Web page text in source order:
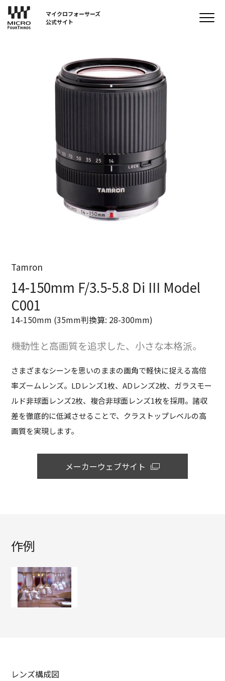
マイクロフォーサーズ
公式サイト
Tamron
14-150mm F/3.5-5.8 Di III Model
C001
14-150mm (35mm判換算: 28-300mm)
機動性と高画質を追求した、小さな本格派。
さまざまなシーンを思いのままの画角で軽快に捉える高倍
率ズームレンズ。LDレンズ1枚、ADレンズ2枚、ガラスモー
ルド非球面レンズ2枚、複合非球面レンズ1枚を採用。諸収
差を徹底的に低減させることで、クラストップレベルの高
画質を実現します。
メーカーウェブサイト
作例
レンズ構成図